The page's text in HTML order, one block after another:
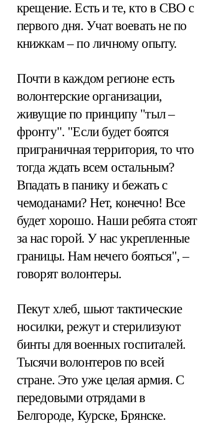
крещение. Есть и те, кто в СВО с
первого дня. Учат воевать не по
книжкам – по личному опыту.
Почти в каждом регионе есть
волонтерские организации,
живущие по принципу "тыл –
фронту". "Если будет боятся
приграничная территория, то что
тогда ждать всем остальным?
Впадать в панику и бежать с
чемоданами? Нет, конечно! Все
будет хорошо. Наши ребята стоят
за нас горой. У нас укрепленные
границы. Нам нечего бояться", –
говорят волонтеры.
Пекут хлеб, шьют тактические
носилки, режут и стерилизуют
бинты для военных госпиталей.
Тысячи волонтеров по всей
стране. Это уже целая армия. С
передовыми отрядами в
Белгороде, Курске, Брянске.